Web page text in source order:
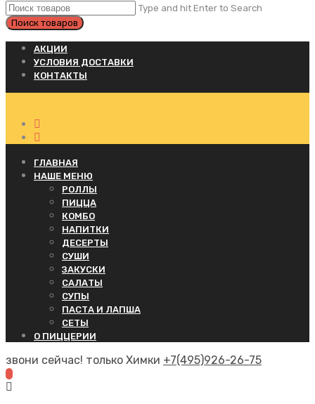
Type and hit Enter to Search
АКЦИИ
УСЛОВИЯ ДОСТАВКИ
КОНТАКТЫ
ГЛАВНАЯ
НАШЕ МЕНЮ
РОЛЛЫ
ПИЦЦА
КОМБО
НАПИТКИ
ДЕСЕРТЫ
СУШИ
ЗАКУСКИ
САЛАТЫ
СУПЫ
ПАСТА И ЛАПША
СЕТЫ
О ПИЦЦЕРИИ
звони сейчас! только Химки +7(495)926-26-75